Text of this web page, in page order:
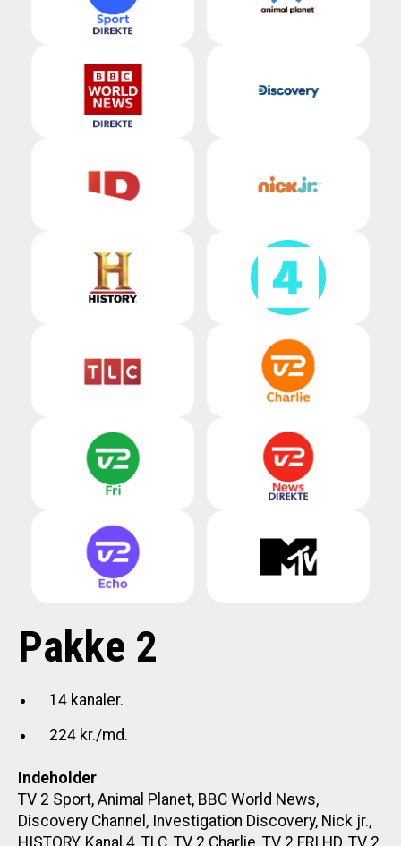
Pakke 2
14 kanaler.
224 kr./md.
Indeholder
TV 2 Sport, Animal Planet, BBC World News,
Discovery Channel, Investigation Discovery, Nick jr.,